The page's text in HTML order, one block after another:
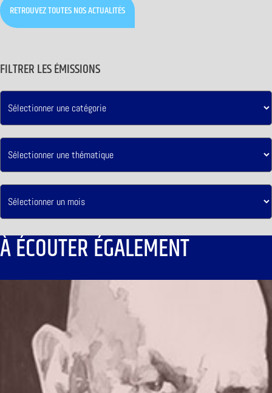
RETROUVEZ TOUTES NOS ACTUALITÉS
FILTRER LES ÉMISSIONS
À ÉCOUTER ÉGALEMENT